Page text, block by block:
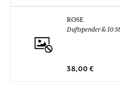
ROSE
Duftspender & 10
38,00 €